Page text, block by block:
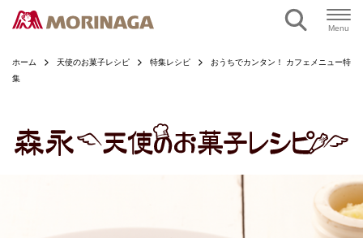
Menu
ホーム 天使のお菓子レシピ 特集レシピ
おうちでカンタン！ カフェメニュー特
集